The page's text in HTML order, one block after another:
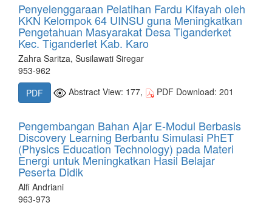
Penyelenggaraan Pelatihan Fardu Kifayah oleh
KKN Kelompok 64 UINSU guna Meningkatkan
Pengetahuan Masyarakat Desa Tiganderket
Kec. Tiganderlet Kab. Karo
Zahra Saritza, Susilawati Siregar
953-962
PDF
Abstract View: 177, PDF Download: 201
Pengembangan Bahan Ajar E-Modul Berbasis
Discovery Learning Berbantu Simulasi PhET
(Physics Education Technology) pada Materi
Energi untuk Meningkatkan Hasil Belajar
Peserta Didik
Alfi Andriani
963-973